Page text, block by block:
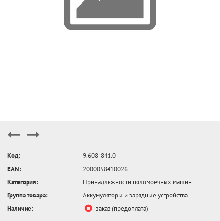
Код:
9.608-841.0
EAN:
2000058410026
Категория:
Принадлежности поломоечных машин
Группа товара:
Аккумуляторы и зарядные устройства
Наличие:
заказ (предоплата)